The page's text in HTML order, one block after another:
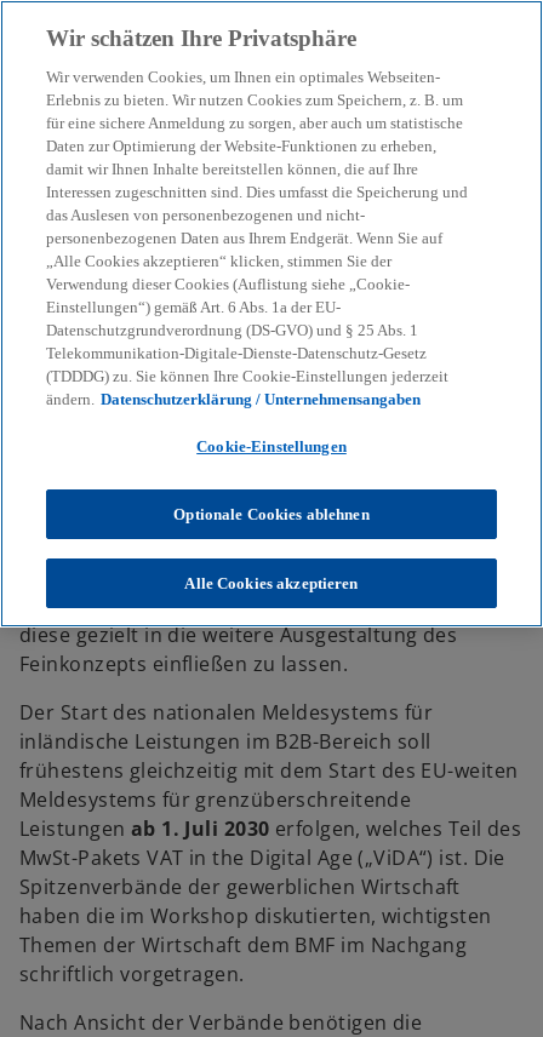
menu search
E-Rechnung – Geplantes
nationales Meldesystem
VAT Newsletter Juli 2025
KPMG Themen
Corporate Governance & Compliance
E-Rechnung – Geplantes nationales Meldesystem
Spitzenverbände der gewerblichen Wirtschaft sowie
Vertreter weiterer Verbände zu einem Workshop
eingeladen, um die aus Sicht der Wirtschaft
zentralen Anforderungen, spezifischen Bedarfe
sowie Chancen und Herausforderungen im Kontext
des geplanten Meldesystems aufzunehmen und
diese gezielt in die weitere Ausgestaltung des
Feinkonzepts einfließen zu lassen.
Der Start des nationalen Meldesystems für
inländische Leistungen im B2B-Bereich soll
frühestens gleichzeitig mit dem Start des EU-weiten
Meldesystems für grenzüberschreitende
Leistungen ab 1. Juli 2030 erfolgen, welches Teil des
MwSt-Pakets VAT in the Digital Age („ViDA“) ist. Die
Spitzenverbände der gewerblichen Wirtschaft
haben die im Workshop diskutierten, wichtigsten
Themen der Wirtschaft dem BMF im Nachgang
schriftlich vorgetragen.
Nach Ansicht der Verbände benötigen die
Wir schätzen Ihre Privatsphäre
Wir verwenden Cookies, um Ihnen ein optimales Webseiten-
Erlebnis zu bieten. Wir nutzen Cookies zum Speichern, z. B. um
für eine sichere Anmeldung zu sorgen, aber auch um statistische
Daten zur Optimierung der Website-Funktionen zu erheben,
damit wir Ihnen Inhalte bereitstellen können, die auf Ihre
Interessen zugeschnitten sind. Dies umfasst die Speicherung und
das Auslesen von personenbezogenen und nicht-
personenbezogenen Daten aus Ihrem Endgerät. Wenn Sie auf
„Alle Cookies akzeptieren“ klicken, stimmen Sie der
Verwendung dieser Cookies (Auflistung siehe „Cookie-
Einstellungen“) gemäß Art. 6 Abs. 1a der EU-
Datenschutzgrundverordnung (DS-GVO) und § 25 Abs. 1
Telekommunikation-Digitale-Dienste-Datenschutz-Gesetz
(TDDDG) zu. Sie können Ihre Cookie-Einstellungen jederzeit
ändern. Datenschutzerklärung / Unternehmensangaben
Cookie-Einstellungen
Optionale Cookies ablehnen
Alle Cookies akzeptieren